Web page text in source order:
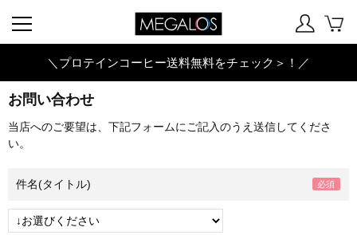
＼プロテインコーヒー送料無料をチェック＞！／
お問い合わせ
当店へのご要望は、下記フォームにご記入のうえ送信してくださ
い。
件名(タイトル)